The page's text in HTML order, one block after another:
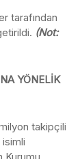
tarafından
(Not:
YÖNELİK
takipçili